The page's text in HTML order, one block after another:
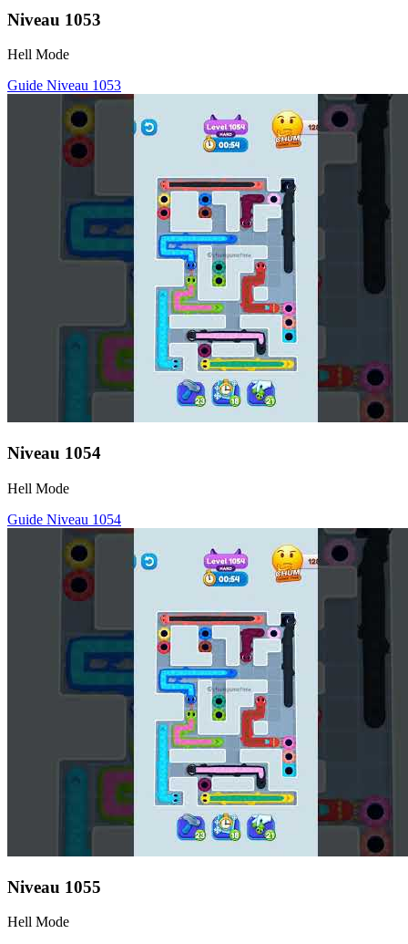
Niveau 1053
Hell Mode
Guide Niveau 1053
Niveau 1054
Hell Mode
Guide Niveau 1054
Niveau 1055
Hell Mode